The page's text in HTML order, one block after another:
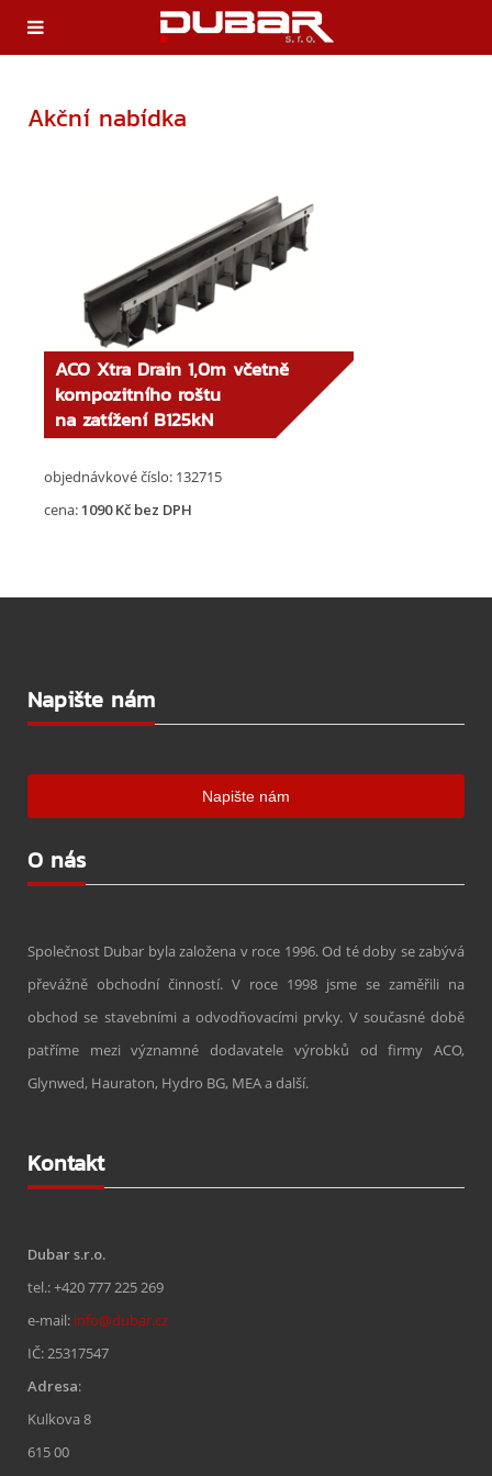
Akční nabídka
ACO Xtra Drain 1,0m včetně
kompozitního roštu
na zatížení B125kN
objednávkové číslo: 132715
cena:1090 Kč bez DPH
Napište nám
O nás
Společnost Dubar byla založena v roce 1996. Od té doby se zabývá
převážně obchodní činností. V roce 1998 jsme se zaměřili na
obchod se stavebními a odvodňovacími prvky. V současné době
patříme mezi významné dodavatele výrobků od firmy ACO,
Glynwed, Hauraton, Hydro BG, MEA a další.
Kontakt
Dubar s.r.o.
tel.: +420 777 225 269
e-mail: info@dubar.cz
IČ: 25317547
Adresa:
Kulkova 8
615 00